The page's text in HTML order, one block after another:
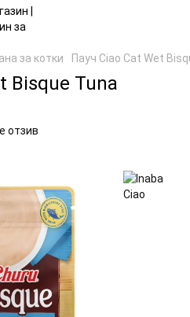
за котки Пауч Ciao Cat Wet
Bisque Tuna
отзив